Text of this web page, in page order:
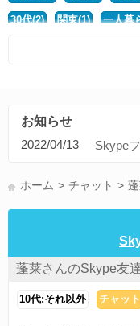
30代(2) 関東(1) 一人暮
ディズニードリームライト
ブルプロ(1) 募集(1) ア
中日ドラゴンズ(1) 通話
お知らせ
2022/04/13 Skype
ホーム チャット
蓬莱さんのSkype友
10代:それ以外 チャット